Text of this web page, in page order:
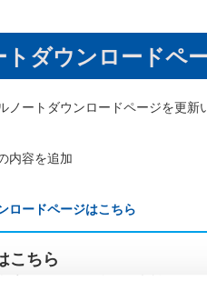
ダウンロードペ
ートダウンロードページを更新
内容を追加
ロードページはこちら
こちら
案します。お気軽にご相談くださ